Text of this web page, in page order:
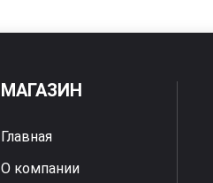
МАГАЗИН
Главная
О компании